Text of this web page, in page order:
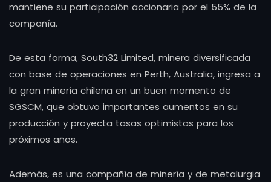
mantiene su participación accionaria por el 55% de la
compañía.
De esta forma, South32 Limited, minera diversificada
con base de operaciones en Perth, Australia, ingresa a
la gran minería chilena en un buen momento de
SGSCM, que obtuvo importantes aumentos en su
producción y proyecta tasas optimistas para los
próximos años.
Además, es una compañía de minería y de metalurgia